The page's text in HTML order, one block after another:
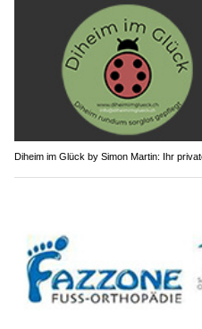
Diheim im Glück by Simon Martin: Ihr